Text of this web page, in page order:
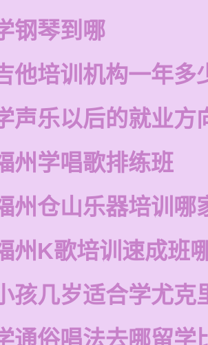
钢琴到哪
他培训机构一年多
声乐以后的就业方
州学唱歌排练班
州仓山乐器培训哪
州K歌培训速成班
孩几岁适合学尤克
通俗唱法去哪留学